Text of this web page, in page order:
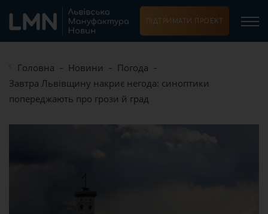
ПІДТРИМАТИ ПРОЕКТ
Головна Новини
Погода
Завтра Львівщину накриє негода: синоптики
попереджають про грози й град